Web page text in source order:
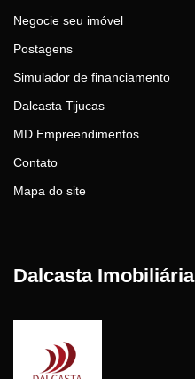
Negocie seu imóvel
Postagens
Simulador de financiamento
Dalcasta Tijucas
MD Empreendimentos
Contato
Mapa do site
Dalcasta Imobiliária